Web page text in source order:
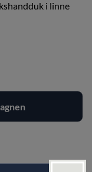
i linne